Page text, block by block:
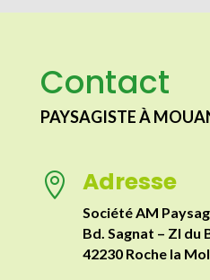
Contact
PAYSAGISTE À
 Adresse
Société AM
Bd. Sagnat – ZI du
42230 Roche la